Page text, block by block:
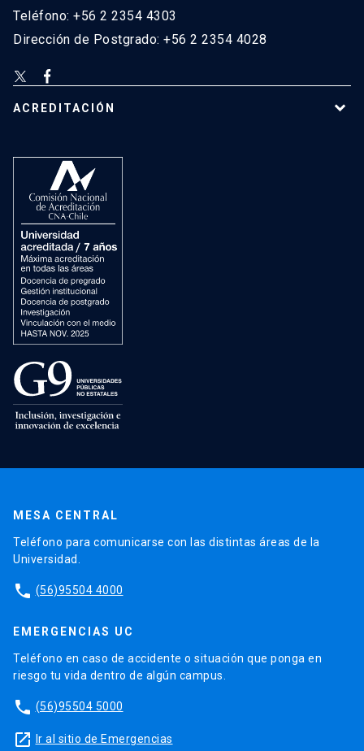
Teléfono: +56 2 2354 4303
Dirección de Postgrado: +56 2 2354 4028
ACREDITACIÓN
MESA CENTRAL
Teléfono para comunicarse con las distintas áreas de la
Universidad.
phone (56)95504 4000
EMERGENCIAS UC
Teléfono en caso de accidente o situación que ponga en
riesgo tu vida dentro de algún campus.
phone (56)95504 5000
launch Ir al sitio de Emergencias